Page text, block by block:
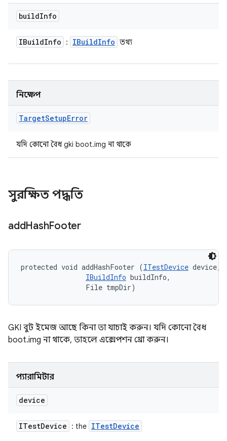
buildInfo
IBuildInfo : IBuildInfo তথ্য
নিক্ষেপ
TargetSetupError
যদি কোনো বৈধ gki boot.img না থাকে
সুরক্ষিত পদ্ধতি
addHashFooter
protected void addHashFooter (ITestDevice device,
IBuildInfo buildInfo,
                File tmpDir)
GKI বুট ইমেজ আছে কিনা তা যাচাই করুন। যদি কোনো বৈধ
boot.img না থাকে, তাহলে এক্সেপশন থ্রো করুন।
প্যারামিটার
device
ITestDevice : the ITestDevice